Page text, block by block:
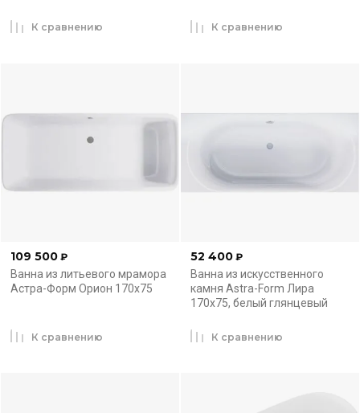
К сравнению К сравнению
109 500 ₽
Ванна из литьевого мрамора
Астра-Форм Орион 170x75
К сравнению
52 400 ₽
Ванна из искусственного
камня Astra-Form Лира
170x75, белый глянцевый
К сравнению